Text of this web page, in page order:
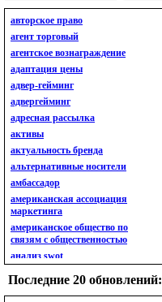
авторское право
агент торговый
агентское вознаграждение
адаптация цены
адвер-гейминг
адвергейминг
адресная рассылка
активы
актуальность бренда
альтернативные носители
амбассадор
американская ассоциация
маркетинга
американское общество по
связям с общественностью
анализ swot
анализ бизнес-портфеля
Последние 20 обновлений: